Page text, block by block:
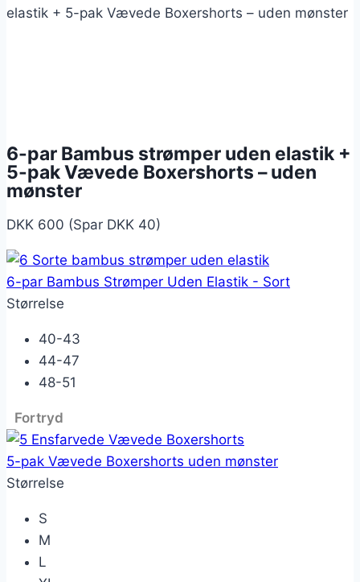
elastik + 5-pak Vævede Boxershorts – uden mønster
6-par Bambus strømper uden elastik +
5-pak Vævede Boxershorts – uden
mønster
DKK 600 (Spar DKK 40)
6-par Bambus Strømper Uden Elastik - Sort
Størrelse
40-43
44-47
48-51
Fortryd
5-pak Vævede Boxershorts uden mønster
Størrelse
S
M
L